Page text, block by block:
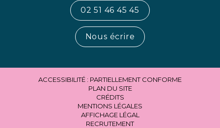
02 51 46 45 45
Nous écrire
ACCESSIBILITÉ : PARTIELLEMENT CONFORME
PLAN DU SITE
CRÉDITS
MENTIONS LÉGALES
AFFICHAGE LÉGAL
RECRUTEMENT